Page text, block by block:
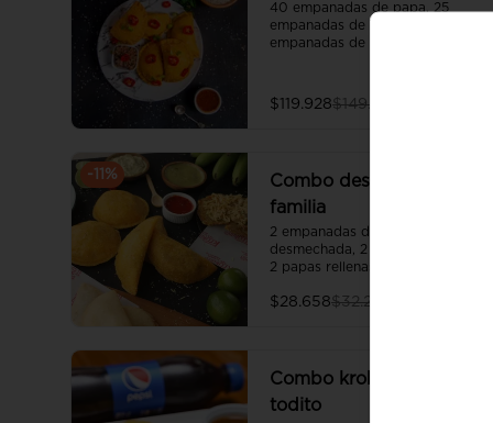
40 empanadas de papa, 25
empanadas de carne, 25
empanadas de queso y 10 papas
$119.928$149.910
-11 %
Combo desayuno en
familia
2 empanadas de carne
desmechada, 2 palos de queso y
2 papas rellenas.
$28.658$32.200
Combo krokantes de
todito